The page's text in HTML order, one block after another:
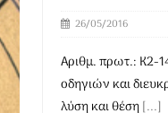
26/05/2016
Αριθμ. πρωτ.: Κ2-
οδηγιών και
λύση και θέση[...]